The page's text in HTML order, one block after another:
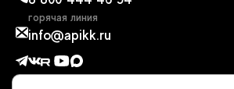
горячая линия
info@apikk.ru